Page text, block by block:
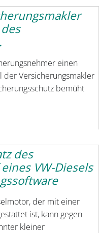
einen
der Versicherungsmakler
bemüht
des
VW-Diesels
der mit einer
ist, kann gegen
kleiner